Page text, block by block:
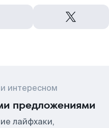
интересном
предложениями
лайфхаки,